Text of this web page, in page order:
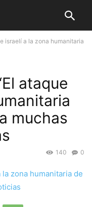
israelí a la zona humanitaria
ataque
muchas
0
140